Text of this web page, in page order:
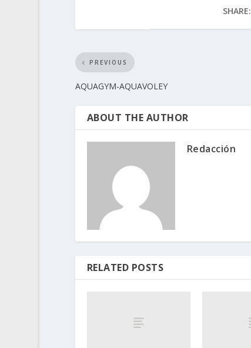
SHARE:
PREVIOUS
AQUAGYM-AQUAVOLEY
ABOUT THE AUTHOR
Redacción
RELATED POSTS